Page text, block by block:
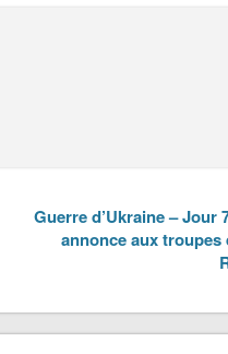
Guerre d’Ukraine – Jour
annonce aux